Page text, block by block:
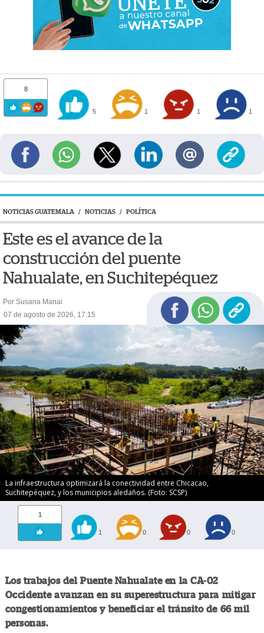
8
5 1 1 1
NOTICIAS GUATEMALA / NOTICIAS / POLÍTICA
Este es el avance de la
construcción del puente
Nahualate, en Suchitepéquez
Por Susana Manai
07 de agosto de 2026, 17:15
La infraestructura optimizará la conectividad entre Chicacao,
Suchitepéquez, y los municipios aledaños. (Foto: SCSP)
1
1 0 0 0
Los trabajos del Puente Nahualate en la CA-02
Occidente avanzan en su superestructura para mitigar
congestionamientos y beneficiar el tránsito de 66 mil
personas.